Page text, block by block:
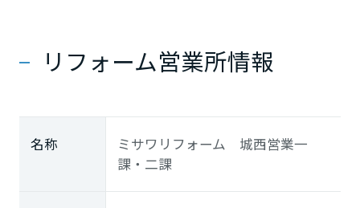
リフォーム営業所情報
名称
ミサワリフォーム 城西営業一
課・二課